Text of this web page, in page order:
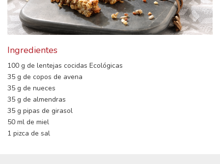
Ingredientes
100 g de lentejas cocidas Ecológicas
35 g de copos de avena
35 g de nueces
35 g de almendras
35 g pipas de girasol
50 ml de miel
1 pizca de sal